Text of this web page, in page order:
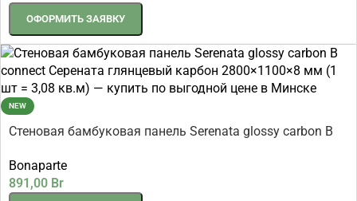
ОФОРМИТЬ ЗАЯВКУ
NEW
Стеновая бамбуковая панель Serenata glossy carbon B
шт = 3,08 кв.м)
Bonaparte
891,00 Br